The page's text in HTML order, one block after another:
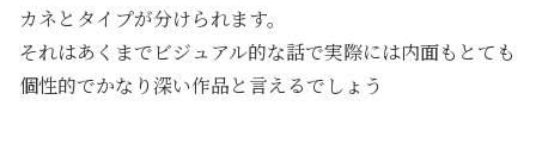
カネとタイプが分けられます。
それはあくまでビジュアル的な話で実際には内面もとても
個性的でかなり深い作品と言えるでしょう